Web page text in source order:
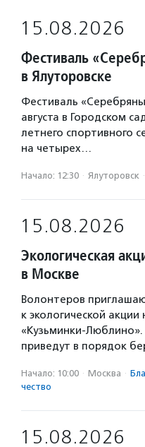
15.08.2026
Фестиваль
в Ялуторовске
Фестиваль
августа в Городском
летнего спортивного
на четырех…
Начало: 12:30 · Ялуторовск ·
15.08.2026
Экологическая
в Москве
Волонтеров
к экологической
«Кузьминки-
приведут в порядок
Начало: 10:00 · Москва ·
чест­во
15.08.2026